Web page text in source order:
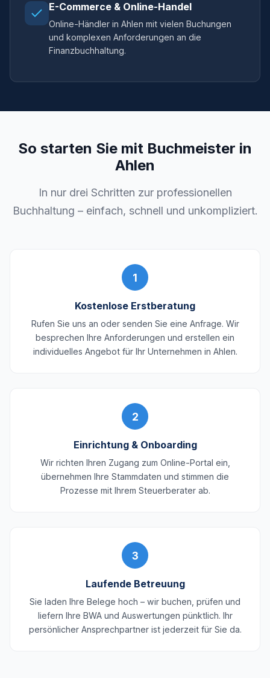
E-Commerce & Online-Handel
Online-Händler in Ahlen mit vielen Buchungen
und komplexen Anforderungen an die
Finanzbuchhaltung.
So starten Sie mit Buchmeister in
Ahlen
In nur drei Schritten zur professionellen
Buchhaltung – einfach, schnell und unkompliziert.
1
Kostenlose Erstberatung
Rufen Sie uns an oder senden Sie eine Anfrage. Wir
besprechen Ihre Anforderungen und erstellen ein
individuelles Angebot für Ihr Unternehmen in Ahlen.
2
Einrichtung & Onboarding
Wir richten Ihren Zugang zum Online-Portal ein,
übernehmen Ihre Stammdaten und stimmen die
Prozesse mit Ihrem Steuerberater ab.
3
Laufende Betreuung
Sie laden Ihre Belege hoch – wir buchen, prüfen und
liefern Ihre BWA und Auswertungen pünktlich. Ihr
persönlicher Ansprechpartner ist jederzeit für Sie da.